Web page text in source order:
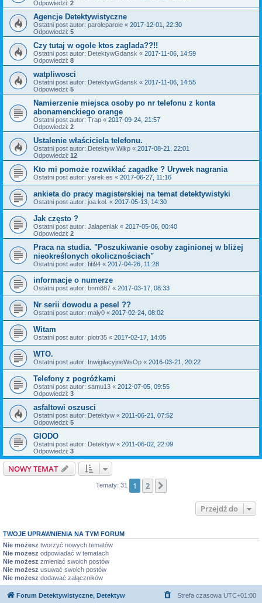
Odpowiedzi: 2
Agencje Detektywistyczne
Ostatni post autor: paroleparole « 2017-12-01, 22:30
Odpowiedzi: 5
Czy tutaj w ogole ktos zaglada??!!
Ostatni post autor: DetektywGdansk « 2017-11-06, 14:59
Odpowiedzi: 8
watpliwosci
Ostatni post autor: DetektywGdansk « 2017-11-06, 14:55
Odpowiedzi: 5
Namierzenie miejsca osoby po nr telefonu z konta
abonamenckiego orange
Ostatni post autor: Trap « 2017-09-24, 21:57
Odpowiedzi: 2
Ustalenie właściciela telefonu.
Ostatni post autor: Detektyw Wlkp « 2017-08-21, 22:01
Odpowiedzi: 12
Kto mi pomoże rozwikłać zagadke ? Urywek nagrania
Ostatni post autor: yarek.es « 2017-06-27, 11:16
ankieta do pracy magisterskiej na temat detektywistyki
Ostatni post autor: joa.kol. « 2017-05-13, 14:30
Jak często ?
Ostatni post autor: Jalapeniak « 2017-05-06, 00:40
Odpowiedzi: 2
Praca na studia. "Poszukiwanie osoby zaginionej w bliżej
nieokreślonych okolicznościach"
Ostatni post autor: fifi94 « 2017-04-26, 11:28
informacje o numerze
Ostatni post autor: bnm887 « 2017-03-17, 08:33
Nr serii dowodu a pesel ??
Ostatni post autor: maly0 « 2017-02-24, 08:02
Witam
Ostatni post autor: piotr35 « 2017-02-17, 14:05
WTO.
Ostatni post autor: InwigilacyjneWsOp « 2016-03-21, 20:22
Telefony z pogróżkami
Ostatni post autor: samu13 « 2012-07-05, 09:55
Odpowiedzi: 3
asfaltowi oszusci
Ostatni post autor: Detektyw « 2011-06-21, 07:52
Odpowiedzi: 5
GIODO
Ostatni post autor: Detektyw « 2011-06-02, 22:09
Odpowiedzi: 3
NOWY TEMAT
Tematy: 31 1 2
Przejdź do
TWOJE UPRAWNIENIA NA TYM FORUM
Nie możesz tworzyć nowych tematów
Nie możesz odpowiadać w tematach
Nie możesz zmieniać swoich postów
Nie możesz usuwać swoich postów
Nie możesz dodawać załączników
Forum Detektywistyczne, Detektyw Strefa czasowa UTC+01:00